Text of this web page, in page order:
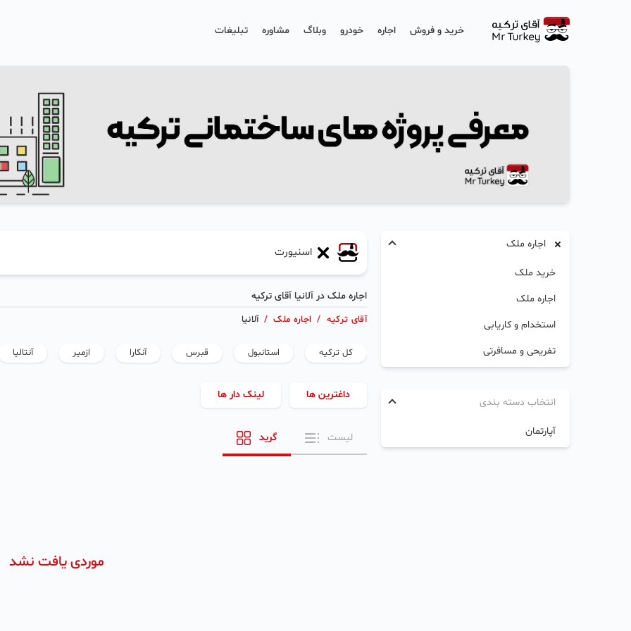
خرید و فروش اجاره خودرو وبلاگ مشاوره تبلیغات
اجاره ملک
خرید ملک
اجاره ملک
استخدام و کاریابی
تفریحی و مسافرتی
انتخاب دسته بندی
آپارتمان
اجاره ملک در آلانیا آقای ترکیه
آقای ترکیه / اجاره ملک / آلانیا
کل ترکیه استانبول قبرس آنکارا ازمیر آنتالیا
داغترین ها لینک دار ها
لیست گرید
موردی یافت نشد